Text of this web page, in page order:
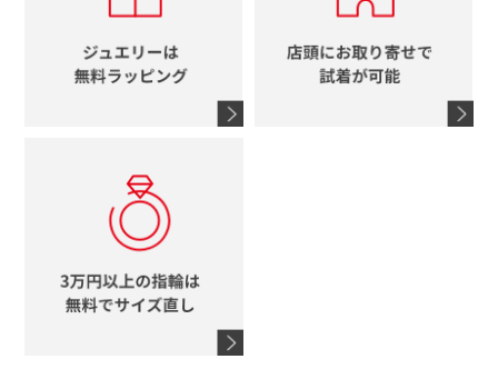
グッチ
スタージュエリー
ウノアエレ
コーチ
ブランドアイテムをすべて見る
エルメス
シャネル
タグホイヤー